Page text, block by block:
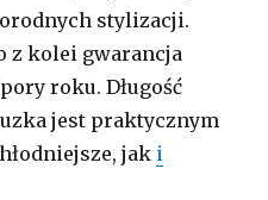
stylizacji.
z kolei gwarancja
roku. Długość
jest praktycznym
jak i